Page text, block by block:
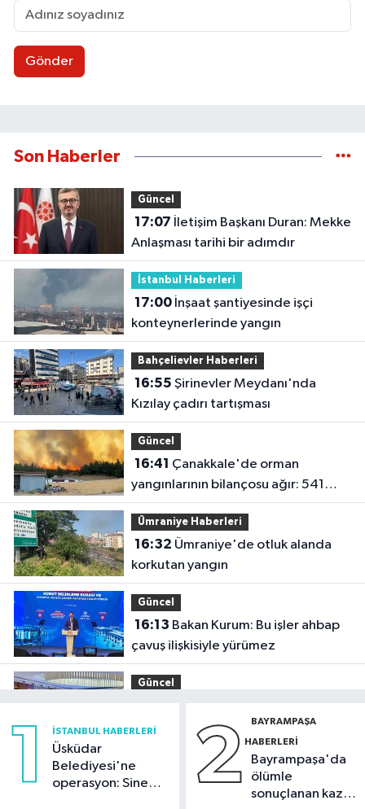
Gönder
Son Haberler
Güncel
17:07
Anlaşması tarihi bir adımdır
İstanbul Haberleri
17:00İnşaat şantiyesinde işçi
konteynerlerinde yangın
Bahçelievler Haberleri
16:55
Kızılay çadırı tartışması
Güncel
16:41
yangınlarının bilançosu ağır: 541
hektar zarar gördü
Ümraniye Haberleri
16:32
korkutan yangın
Güncel
16:13
çavuş ilişkisiyle yürümez
Güncel
eğitiminin dokuzuncusu Ankara’da
gerçekleştirildi
Ümraniye Haberleri
15:32
1 İSTANBUL HABERLERI
Üsküdar
Belediyesi'ne
operasyon: Sinem
2 BAYRAMPAŞA
HABERLERI
Bayrampaşa'da
ölümle
sonuçlanan kaza: